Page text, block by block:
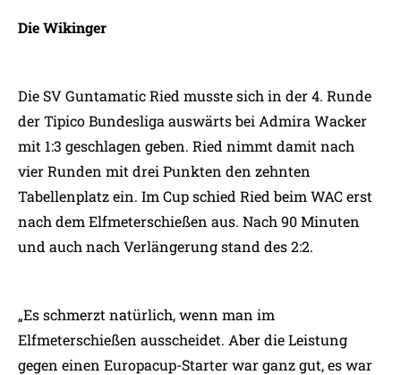
Die Wikinger
Die SV Guntamatic Ried musste sich in der 4. Runde
der Tipico Bundesliga auswärts bei Admira Wacker
mit 1:3 geschlagen geben. Ried nimmt damit nach
vier Runden mit drei Punkten den zehnten
Tabellenplatz ein. Im Cup schied Ried beim WAC erst
nach dem Elfmeterschießen aus. Nach 90 Minuten
und auch nach Verlängerung stand des 2:2.
„Es schmerzt natürlich, wenn man im
Elfmeterschießen ausscheidet. Aber die Leistung
gegen einen Europacup-Starter war ganz gut, es war